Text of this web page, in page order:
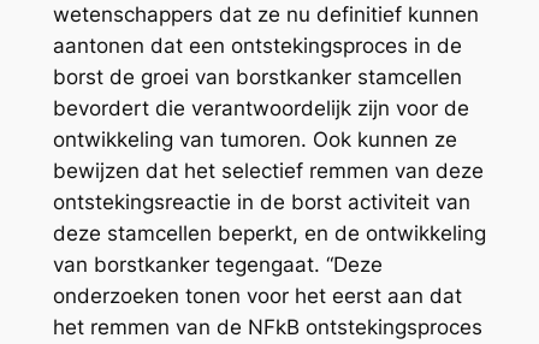
wetenschappers dat ze nu definitief kunnen
aantonen dat een ontstekingsproces in de
borst de groei van borstkanker stamcellen
bevordert die verantwoordelijk zijn voor de
ontwikkeling van tumoren. Ook kunnen ze
bewijzen dat het selectief remmen van deze
ontstekingsreactie in de borst activiteit van
deze stamcellen beperkt, en de ontwikkeling
van borstkanker tegengaat. “Deze
onderzoeken tonen voor het eerst aan dat
het remmen van de NFkB ontstekingsproces